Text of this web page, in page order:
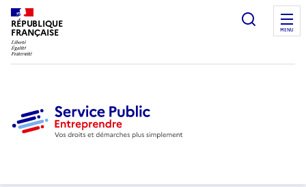
RÉPUBLIQUE
FRANÇAISE MENU